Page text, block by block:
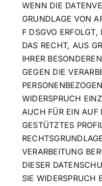
WENN DIE
GRUNDLAGE VON
F DSGVO
DAS RECHT, AUS
IHRER
GEGEN DIE
WIDERSPRUCH
AUCH FÜR EIN AUF
GESTÜTZTES
VERARBEITUNG
DIESER
SIE WIDERSPRUCH